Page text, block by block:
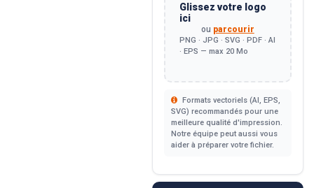
Glissez votre logo
ici
ou parcourir
PNG · JPG · SVG · PDF · AI
· EPS — max 20 Mo
Formats vectoriels (AI, EPS,
SVG) recommandés pour une
meilleure qualité d'impression.
Notre équipe peut aussi vous
aider à préparer votre fichier.